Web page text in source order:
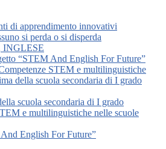
di apprendimento innovativi
si perda o si disperda
INGLESE
“STEM And English For Future”
STEM e multilinguistiche
della scuola secondaria di I grado
scuola secondaria di I grado
e multilinguistiche nelle scuole
English For Future”